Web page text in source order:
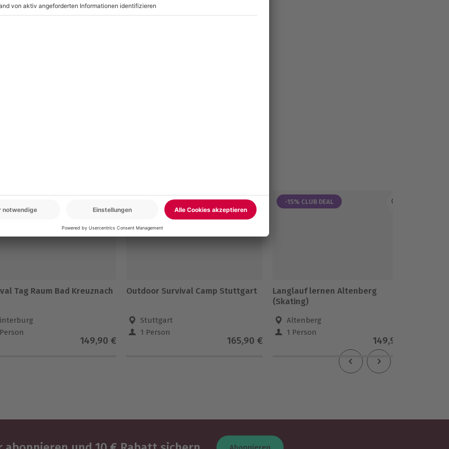
Tag Raum Bad Kreuznach
149,90 €
-15% CLUB DEAL
Outdoor Survival Camp Stuttgart
Stuttgart
1 Person
165,90 €
-15% CLUB DEAL
Langlauf lernen Altenberg
(Skating)
Altenberg
1 Person
149,90 €